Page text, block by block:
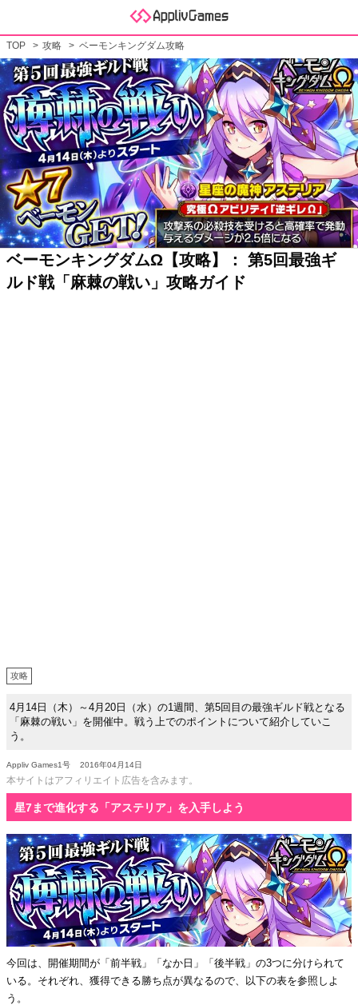
TOP 攻略 ベーモンキングダム攻略
ベーモンキングダムΩ【攻略】： 第5回最強ギ
ルド戦「麻棘の戦い」攻略ガイド
攻略
4月14日（木）～4月20日（水）の1週間、第5回目の最強ギルド戦となる
「麻棘の戦い」を開催中。戦う上でのポイントについて紹介していこ
う。
Appliv Games1号 2016年04月14日
本サイトはアフィリエイト広告を含みます。
星7まで進化する「アステリア」を入手しよう
今回は、開催期間が「前半戦」「なか日」「後半戦」の3つに分けられて
いる。それぞれ、獲得できる勝ち点が異なるので、以下の表を参照しよ
う。